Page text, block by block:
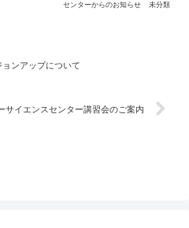
センターからのお知らせ
未分類
ンアップについて
サイエンスセンター講習会のご案内